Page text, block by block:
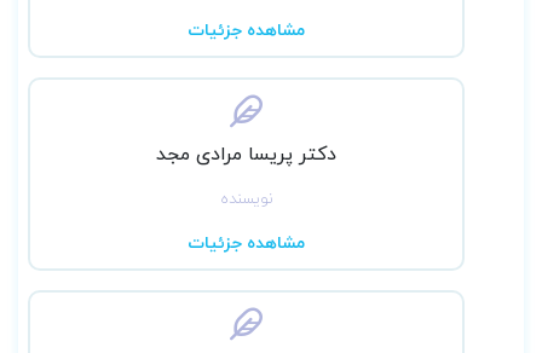
مشاهده جزئیات
دکتر پریسا مرادی مجد
نویسنده
مشاهده جزئیات